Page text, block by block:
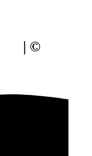
| ©